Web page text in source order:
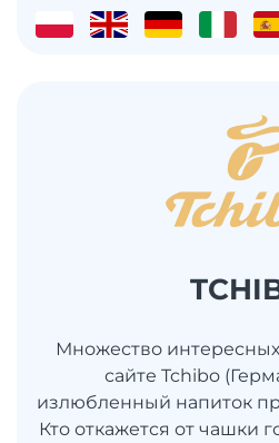
Множество
сайте Tchibo
излюбленный напиток
Кто откажется от чашки